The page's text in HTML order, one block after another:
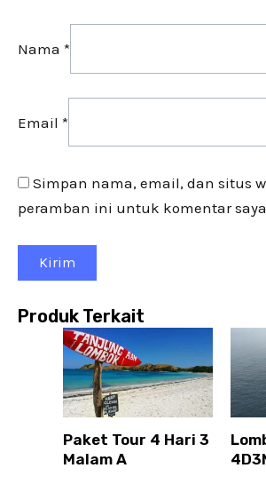
Nama *
Email *
Simpan nama, email, dan situs
peramban ini untuk komentar
Produk Terkait
Paket Tour 4 Hari 3
Malam A